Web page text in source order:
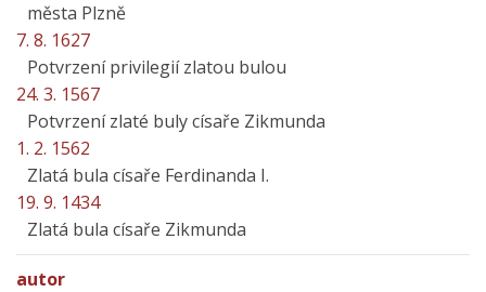
města Plzně
7. 8. 1627
Potvrzení privilegií zlatou bulou
24. 3. 1567
Potvrzení zlaté buly císaře Zikmunda
1. 2. 1562
Zlatá bula císaře Ferdinanda I.
19. 9. 1434
Zlatá bula císaře Zikmunda
autor